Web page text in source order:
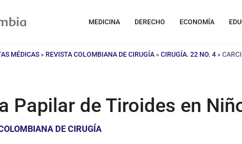
MEDICINA DERECHO ECONOMÍA
MÉDICAS » REVISTA COLOMBIANA DE CIRUGÍA » CIRUGÍA. 22 NO. 4 »
Papilar de Tiroides en
DE CIRUGÍA